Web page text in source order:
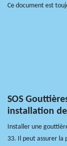
Ce document est
SOS
installation
Installer une
33. Il peut assurer